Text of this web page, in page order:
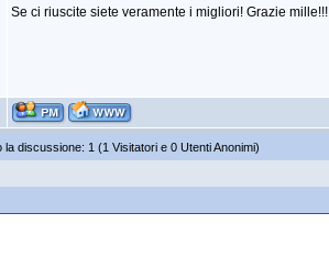
Se ci riuscite siete veramente i migliori! Grazie mille!!!
discussione: 1 (1 Visitatori e 0 Utenti Anonimi)